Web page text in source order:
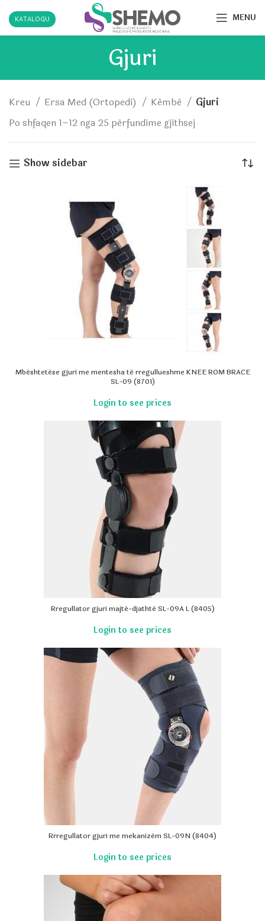
KATALOGU MENU
Gjuri
Kreu Ersa Med (Ortopedi) Këmbë
Gjuri
Po shfaqen 1–12 nga 25 përfundime gjithsej
Show sidebar
Mbështetëse gjuri me mentesha të rregullueshme KNEE ROM BRACE
SL-09 (8701)
Rregullator gjuri majtë-djathtë SL-09A L (8405)
Rrregullator gjuri me mekanizëm SL-09N (8404)